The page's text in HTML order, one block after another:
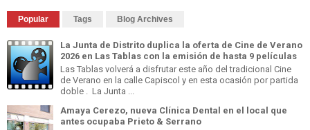
Popular Tags Blog Archives
La Junta de Distrito duplica la oferta de Cine de Verano
2026 en Las Tablas con la emisión de hasta 9 películas
Las Tablas volverá a disfrutar este año del tradicional Cine
de Verano en la calle Capiscol y en esta ocasión por partida
doble . La Junta ...
Amaya Cerezo, nueva Clínica Dental en el local que
antes ocupaba Prieto & Serrano